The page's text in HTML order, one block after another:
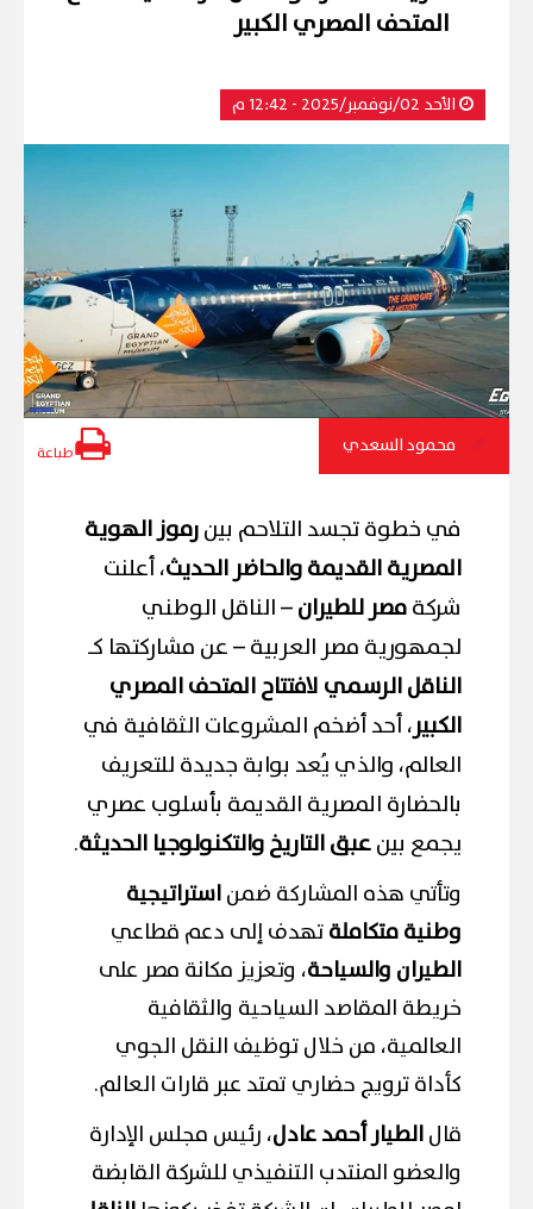
المتحف المصري الكبير
الأحد 02/نوفمبر/2025 - 12:42 م
محمود السعدي طباعة
في خطوة تجسد التلاحم بينرموز الهوية
المصرية القديمة والحاضر الحديث، أعلنت
شركةمصر للطيران– الناقل الوطني
لجمهورية مصر العربية – عن مشاركتها كـ
الناقل الرسمي لافتتاح المتحف المصري
الكبير، أحد أضخم المشروعات الثقافية في
العالم، والذي يُعد بوابة جديدة للتعريف
بالحضارة المصرية القديمة بأسلوب عصري
يجمع بينعبق التاريخ والتكنولوجيا الحديثة.
وتأتي هذه المشاركة ضمناستراتيجية
وطنية متكاملةتهدف إلى دعم قطاعي
الطيران والسياحة، وتعزيز مكانة مصر على
خريطة المقاصد السياحية والثقافية
العالمية، من خلال توظيف النقل الجوي
كأداة ترويج حضاري تمتد عبر قارات العالم.
قالالطيار أحمد عادل، رئيس مجلس الإدارة
والعضو المنتدب التنفيذي للشركة القابضة